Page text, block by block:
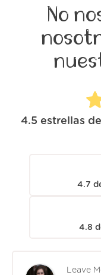
No
4.5 estrellas de
4.7
4.8
Leave